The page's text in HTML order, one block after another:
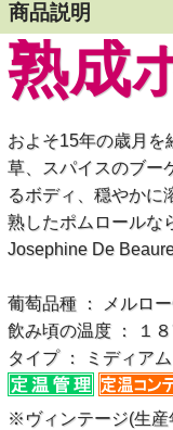
商品説明
熟成
およそ15年の歳月を
草、スパイスのブー
るボディ、穏やかに
熟したポムロールな
Josephine De
葡萄品種 ： メルロ
飲み頃の温度 ： １
タイプ ： ミディアム
※ヴィンテージ(生産